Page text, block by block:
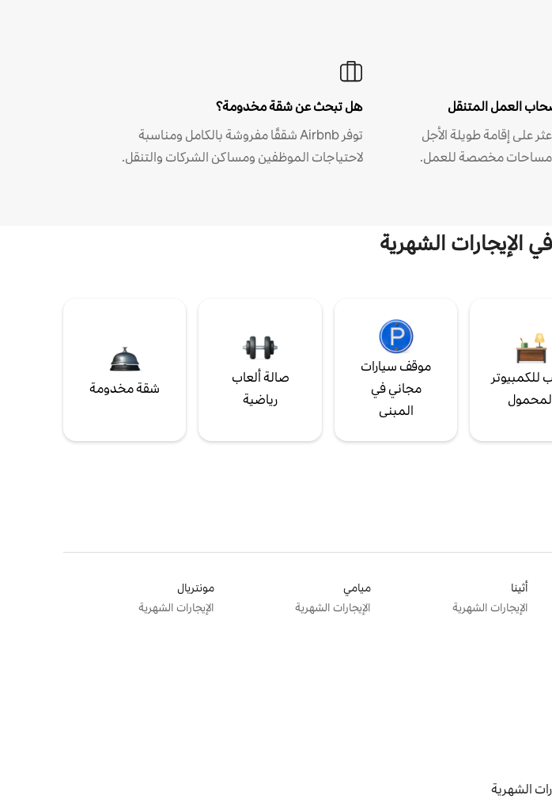
العمل المتنقل
على إقامة طويلة الأجل
ومساحات مخصصة للعمل.
هل تبحث عن شقة مخدومة؟
توفر Airbnb شققًا مفروشة بالكامل ومناسبة
لاحتياجات الموظفين ومساكن الشركات والتنقل.
الإيجارات الشهرية
للكمبيوتر
موقف سيارات
مجاني في
المبنى
صالة ألعاب
رياضية
شقة مخدومة
أثينا
الإيجارات الشهرية
ميامي
الإيجارات الشهرية
مونتريال
الإيجارات الشهرية
الشهرية